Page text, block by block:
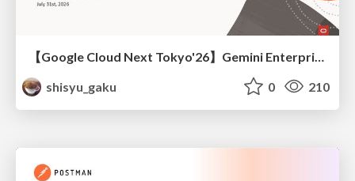
shisyu_gaku
0 210